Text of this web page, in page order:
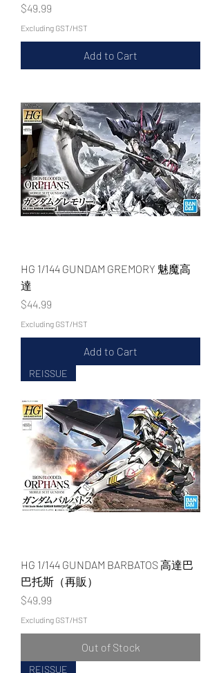
Price
$49.99
Excluding GST/HST
Add to Cart
HG 1/144 GUNDAM GREMORY 魅魔高
達
Price
$44.99
Excluding GST/HST
Add to Cart
REISSUE
HG 1/144 GUNDAM BARBATOS 高達巴
巴托斯（再販）
Price
$49.99
Excluding GST/HST
Out of Stock
REISSUE